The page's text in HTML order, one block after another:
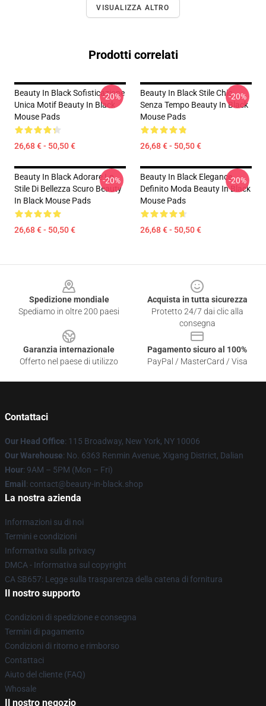
VISUALIZZA ALTRO
Prodotti correlati
Beauty In Black Sofisticazione
Unica Motif Beauty In Black
Mouse Pads
26,68 € - 50,50 €
-20%
Beauty In Black Stile Chic
Senza Tempo Beauty In Black
Mouse Pads
26,68 € - 50,50 €
-20%
Beauty In Black Adorare Lo
Stile Di Bellezza Scuro Beauty
In Black Mouse Pads
26,68 € - 50,50 €
-20%
Beauty In Black Elegance
Definito Moda Beauty In Black
Mouse Pads
26,68 € - 50,50 €
-20%
Spedizione mondiale
Spediamo in oltre 200 paesi
Acquista in tutta sicurezza
Protetto 24/7 dai clic alla
consegna
Garanzia internazionale
Offerto nel paese di utilizzo
Pagamento sicuro al 100%
PayPal / MasterCard / Visa
Contattaci
Our Head Office: 115 Broadway, New York, NY 10006
Our Warehouse: No. 6363 Renmin Avenue, Xigang District, Dalian
Hour: 9AM – 5PM (Mon – Fri)
Email : contact@beauty-in-black.shop
La nostra azienda
Informazioni su di noi
Termini e condizioni
Informativa sulla privacy
DMCA - Informativa sul copyright
CA SB657: Legge sulla trasparenza della catena di fornitura
Il nostro supporto
Condizioni di spedizione e consegna
Termini di pagamento
Condizioni di ritorno e rimborso
Contattaci
Aiuto del cliente (FAQ)
Whosale
Il nostro negozio